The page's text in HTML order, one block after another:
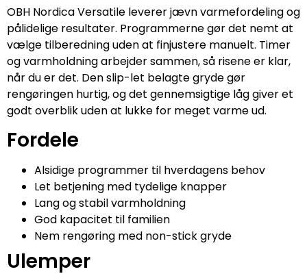
OBH Nordica Versatile leverer jævn varmefordeling og
pålidelige resultater. Programmerne gør det nemt at
vælge tilberedning uden at finjustere manuelt. Timer
og varmholdning arbejder sammen, så risene er klar,
når du er det. Den slip-let belagte gryde gør
rengøringen hurtig, og det gennemsigtige låg giver et
godt overblik uden at lukke for meget varme ud.
Fordele
Alsidige programmer til hverdagens behov
Let betjening med tydelige knapper
Lang og stabil varmholdning
God kapacitet til familien
Nem rengøring med non-stick gryde
Ulemper